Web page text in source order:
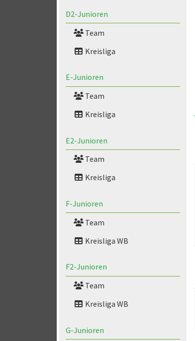
D2-Junioren
Team
Kreisliga
E-Junioren
Team
Kreisliga
E2-Junioren
Team
Kreisliga
F-Junioren
Team
Kreisliga WB
F2-Junioren
Team
Kreisliga WB
G-Junioren